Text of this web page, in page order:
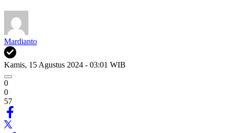
Mardianto
Kamis, 15 Agustus 2024 - 03:01 WIB
0
0
57